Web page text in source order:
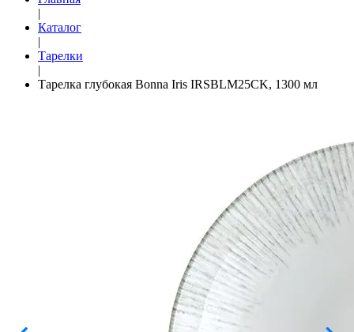
|
Каталог
|
Тарелки
|
Тарелка глубокая Bonna Iris IRSBLM25CK, 1300 мл